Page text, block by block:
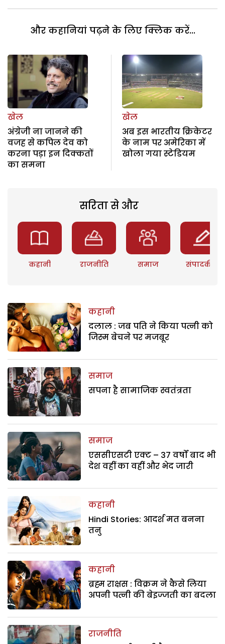
और कहानियां पढ़ने के लिए क्लिक करें...
खेल
अंग्रेजी ना जानने की
वजह से कपिल देव को
करना पड़ा इन दिक्कतों
का समना
खेल
अब इस भारतीय क्रिकेटर
के नाम पर अमेरिका में
खोला गया स्टेडियम
सरिता से और
कहानी राजनीति समाज संपादकीय
कहानी
दलाल : जब पति ने किया पत्नी को
जिस्म बेचने पर मजबूर
समाज
सपना है सामाजिक स्वतंत्रता
समाज
एससीएसटी एक्ट – 37 वर्षों बाद भी
देश वहीं का वहीं और भेद जारी
कहानी
Hindi Stories: आदर्श मत बनना
तनु
कहानी
ब्रह्म राक्षस : विक्रम ने कैसे लिया
अपनी पत्नी की बेइज्जती का बदला
राजनीति